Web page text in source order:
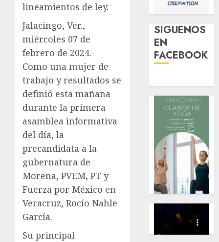
lineamientos de ley.
Jalacingo, Ver.,
miércoles 07 de
febrero de 2024.-
Como una mujer de
trabajo y resultados se
definió esta mañana
durante la primera
asamblea informativa
del día, la
precandidata a la
gubernatura de
Morena, PVEM, PT y
Fuerza por México en
Veracruz, Rocío Nahle
García.
Su principal
SIGUENOS
EN
FACEBOOK